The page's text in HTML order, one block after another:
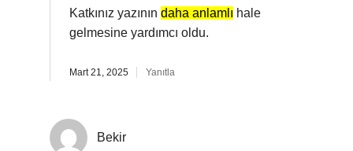
Katkınız yazının daha anlamlı hale
gelmesine yardımcı oldu.
Mart 21, 2025 Yanıtla
Bekir